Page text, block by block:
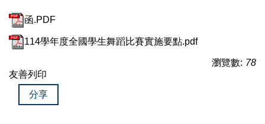
函.PDF
114學年度全國學生舞蹈比賽實施要點.pdf
瀏覽數: 78
友善列印
分享